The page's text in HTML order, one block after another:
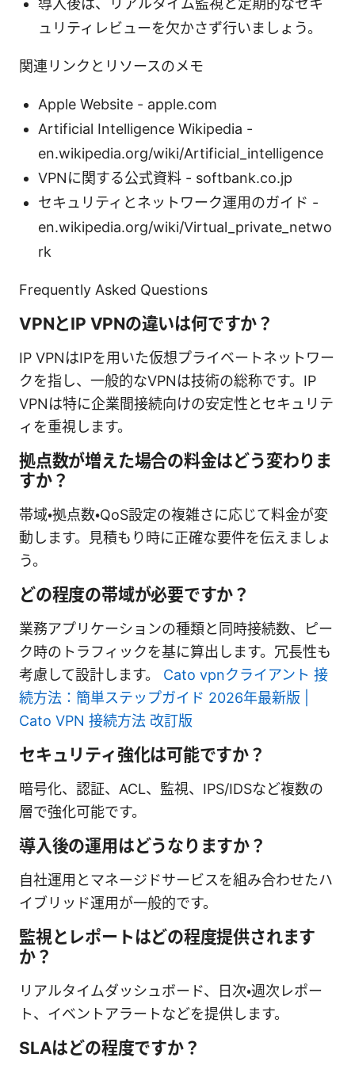
ュリティレビューを欠かさず行いましょう。
関連リンクとリソースのメモ
Apple Website - apple.com
Artificial Intelligence Wikipedia -
en.wikipedia.org/wiki/Artificial_intelligence
VPNに関する公式資料 - softbank.co.jp
セキュリティとネットワーク運用のガイド -
en.wikipedia.org/wiki/Virtual_private_netwo
rk
Frequently Asked Questions
VPNとIP VPNの違いは何ですか？
IP VPNはIPを用いた仮想プライベートネットワー
クを指し、一般的なVPNは技術の総称です。IP
VPNは特に企業間接続向けの安定性とセキュリテ
ィを重視します。
拠点数が増えた場合の料金はどう変わりま
すか？
帯域・拠点数・QoS設定の複雑さに応じて料金が変
動します。見積もり時に正確な要件を伝えましょ
う。
どの程度の帯域が必要ですか？
業務アプリケーションの種類と同時接続数、ピー
ク時のトラフィックを基に算出します。冗長性も
考慮して設計します。 Cato vpnクライアント 接
続方法：簡単ステップガイド 2026年最新版 |
Cato VPN 接続方法 改訂版
セキュリティ強化は可能ですか？
暗号化、認証、ACL、監視、IPS/IDSなど複数の
層で強化可能です。
導入後の運用はどうなりますか？
自社運用とマネージドサービスを組み合わせたハ
イブリッド運用が一般的です。
監視とレポートはどの程度提供されます
か？
リアルタイムダッシュボード、日次・週次レポー
ト、イベントアラートなどを提供します。
SLAはどの程度ですか？